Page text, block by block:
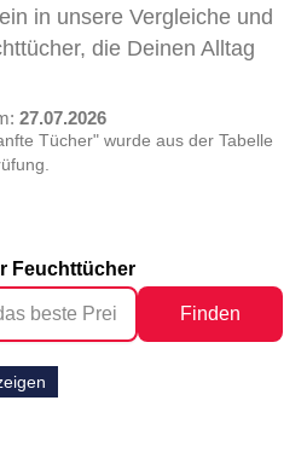
in unsere Vergleiche und
die Deinen Alltag
27.07.2026
Tücher" wurde aus der Tabelle
Feuchttücher
Finden